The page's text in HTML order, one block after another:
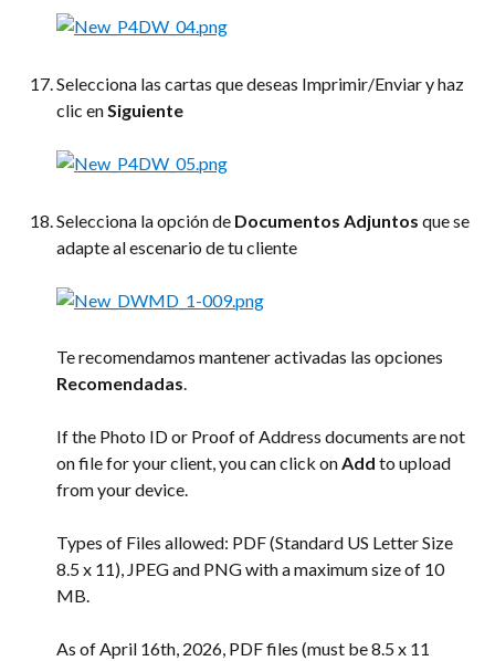
Selecciona las cartas que deseas Imprimir/Enviar y haz
clic en Siguiente
Selecciona la opción de Documentos Adjuntos que se
adapte al escenario de tu cliente
Te recomendamos mantener activadas las opciones
Recomendadas.
If the Photo ID or Proof of Address documents are not
on file for your client, you can click on Add to upload
from your device.
Types of Files allowed: PDF (Standard US Letter Size
8.5 x 11), JPEG and PNG with a maximum size of 10
MB.
As of April 16th, 2026, PDF files (must be 8.5 x 11